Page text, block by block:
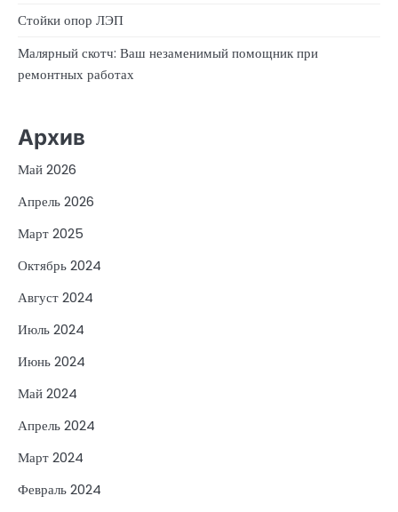
Стойки опор ЛЭП
Малярный скотч: Ваш незаменимый помощник при
ремонтных работах
Архив
Май 2026
Апрель 2026
Март 2025
Октябрь 2024
Август 2024
Июль 2024
Июнь 2024
Май 2024
Апрель 2024
Март 2024
Февраль 2024